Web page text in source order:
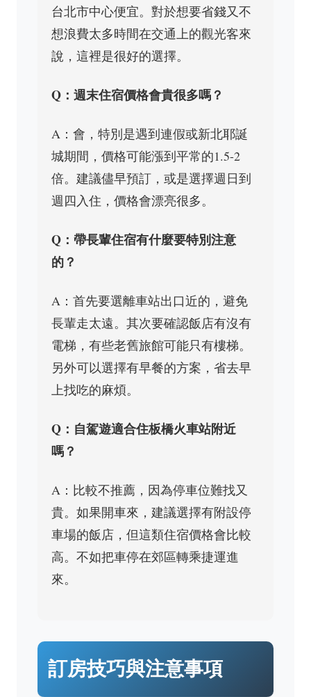
台北市中心便宜。對於想要省錢又不
想浪費太多時間在交通上的觀光客來
說，這裡是很好的選擇。
Q：週末住宿價格會貴很多嗎？
A：會，特別是遇到連假或新北耶誕
城期間，價格可能漲到平常的1.5-2
倍。建議儘早預訂，或是選擇週日到
週四入住，價格會漂亮很多。
Q：帶長輩住宿有什麼要特別注意
的？
A：首先要選離車站出口近的，避免
長輩走太遠。其次要確認飯店有沒有
電梯，有些老舊旅館可能只有樓梯。
另外可以選擇有早餐的方案，省去早
上找吃的麻煩。
Q：自駕遊適合住板橋火車站附近
嗎？
A：比較不推薦，因為停車位難找又
貴。如果開車來，建議選擇有附設停
車場的飯店，但這類住宿價格會比較
高。不如把車停在郊區轉乘捷運進
來。
訂房技巧與注意事項